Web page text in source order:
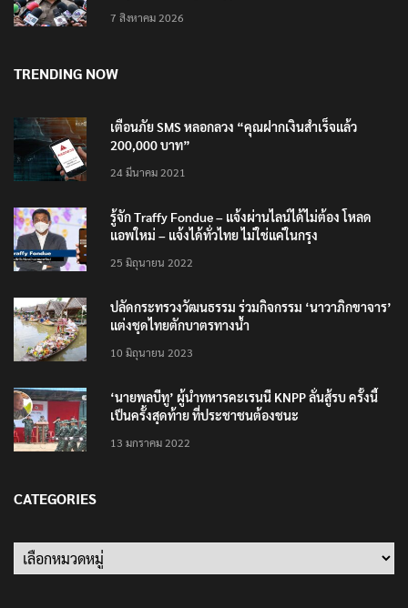
7 สิงหาคม 2026
TRENDING NOW
เตือนภัย SMS หลอกลวง “คุณฝากเงินสำเร็จแล้ว
200,000 บาท”
24 มีนาคม 2021
รู้จัก Traffy Fondue – แจ้งผ่านไลน์ได้ไม่ต้อง โหลด
แอพใหม่ – แจ้งได้ทั่วไทย ไม่ใช่แค่ในกรุง
25 มิถุนายน 2022
ปลัดกระทรวงวัฒนธรรม ร่วมกิจกรรม ‘นาวาภิกขาจาร’
แต่งชุดไทยตักบาตรทางน้ำ
10 มิถุนายน 2023
‘นายพลบีทู’ ผู้นำทหารคะเรนนี KNPP ลั่นสู้รบ ครั้งนี้
เป็นครั้งสุดท้าย ที่ประชาชนต้องชนะ
13 มกราคม 2022
CATEGORIES
Categories